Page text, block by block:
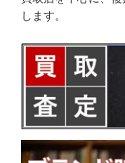
します。